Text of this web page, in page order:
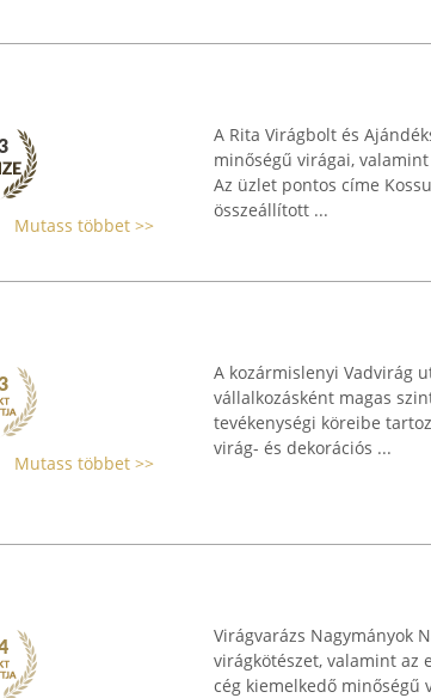
Mutass többet >>
A Rita Virágbolt és
minőségű virágai,
Az üzlet pontos címe
összeállított ...
Mutass többet >>
A kozármislenyi Vadvirág
vállalkozásként magas
tevékenységi köreibe
virág- és dekorációs ...
Virágvarázs Nagymányok
virágkötészet, valamint az
cég kiemelkedő minőségű